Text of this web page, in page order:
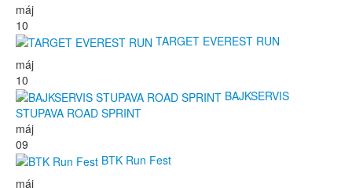
máj
10
TARGET EVEREST RUN
máj
10
BAJKSERVIS
STUPAVA ROAD SPRINT
máj
09
BTK Run Fest
máj